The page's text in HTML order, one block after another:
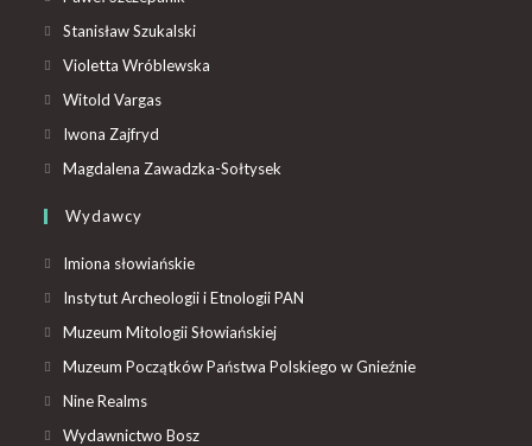
Stanisław Szukalski
Violetta Wróblewska
Witold Vargas
Iwona Zajfryd
Magdalena Zawadzka-Sołtysek
Wydawcy
Imiona słowiańskie
Instytut Archeologii i Etnologii PAN
Muzeum Mitologii Słowiańskiej
Muzeum Początków Państwa Polskiego w Gnieźnie
Nine Realms
Wydawnictwo Bosz